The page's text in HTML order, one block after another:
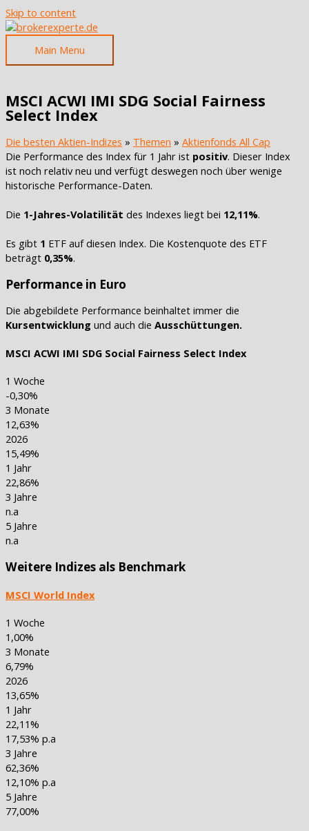
Skip to content
Main Menu
MSCI ACWI IMI SDG Social Fairness
Select Index
Die besten Aktien-Indizes » Themen » Aktienfonds All Cap
Die Performance des Index für 1 Jahr ist positiv. Dieser Index
ist noch relativ neu und verfügt deswegen noch über wenige
historische Performance-Daten.
Die 1-Jahres-Volatilität des Indexes liegt bei 12,11%.
Es gibt 1 ETF auf diesen Index. Die Kostenquote des ETF
beträgt 0,35%.
Performance in Euro
Die abgebildete Performance beinhaltet immer die
Kursentwicklung und auch die Ausschüttungen.
MSCI ACWI IMI SDG Social Fairness Select Index
1 Woche
-0,30%
3 Monate
12,63%
2026
15,49%
1 Jahr
22,86%
3 Jahre
n.a
5 Jahre
n.a
Weitere Indizes als Benchmark
MSCI World Index
1 Woche
1,00%
3 Monate
6,79%
2026
13,65%
1 Jahr
22,11%
17,53% p.a
3 Jahre
62,36%
12,10% p.a
5 Jahre
77,00%